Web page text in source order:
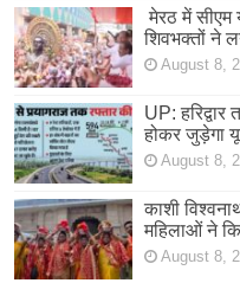
मेरठ में सीएम
शिवभक्तों ने
August 8,
UP:
होकर जुड़ेगा
August 8,
काशी
महिलाओं ने
August 8,